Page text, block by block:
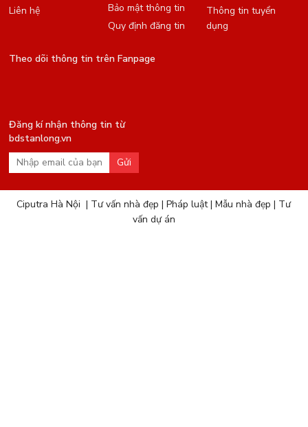
Liên hệ
Bảo mật thông tin
Quy định đăng tin
Thông tin tuyển
dụng
Theo dõi thông tin trên Fanpage
Đăng kí nhận thông tin từ
bdstanlong.vn
Gửi
Ciputra Hà Nội | Tư vấn nhà đẹp |Pháp luật|Mẫu nhà đẹp | Tư
vấn dự án